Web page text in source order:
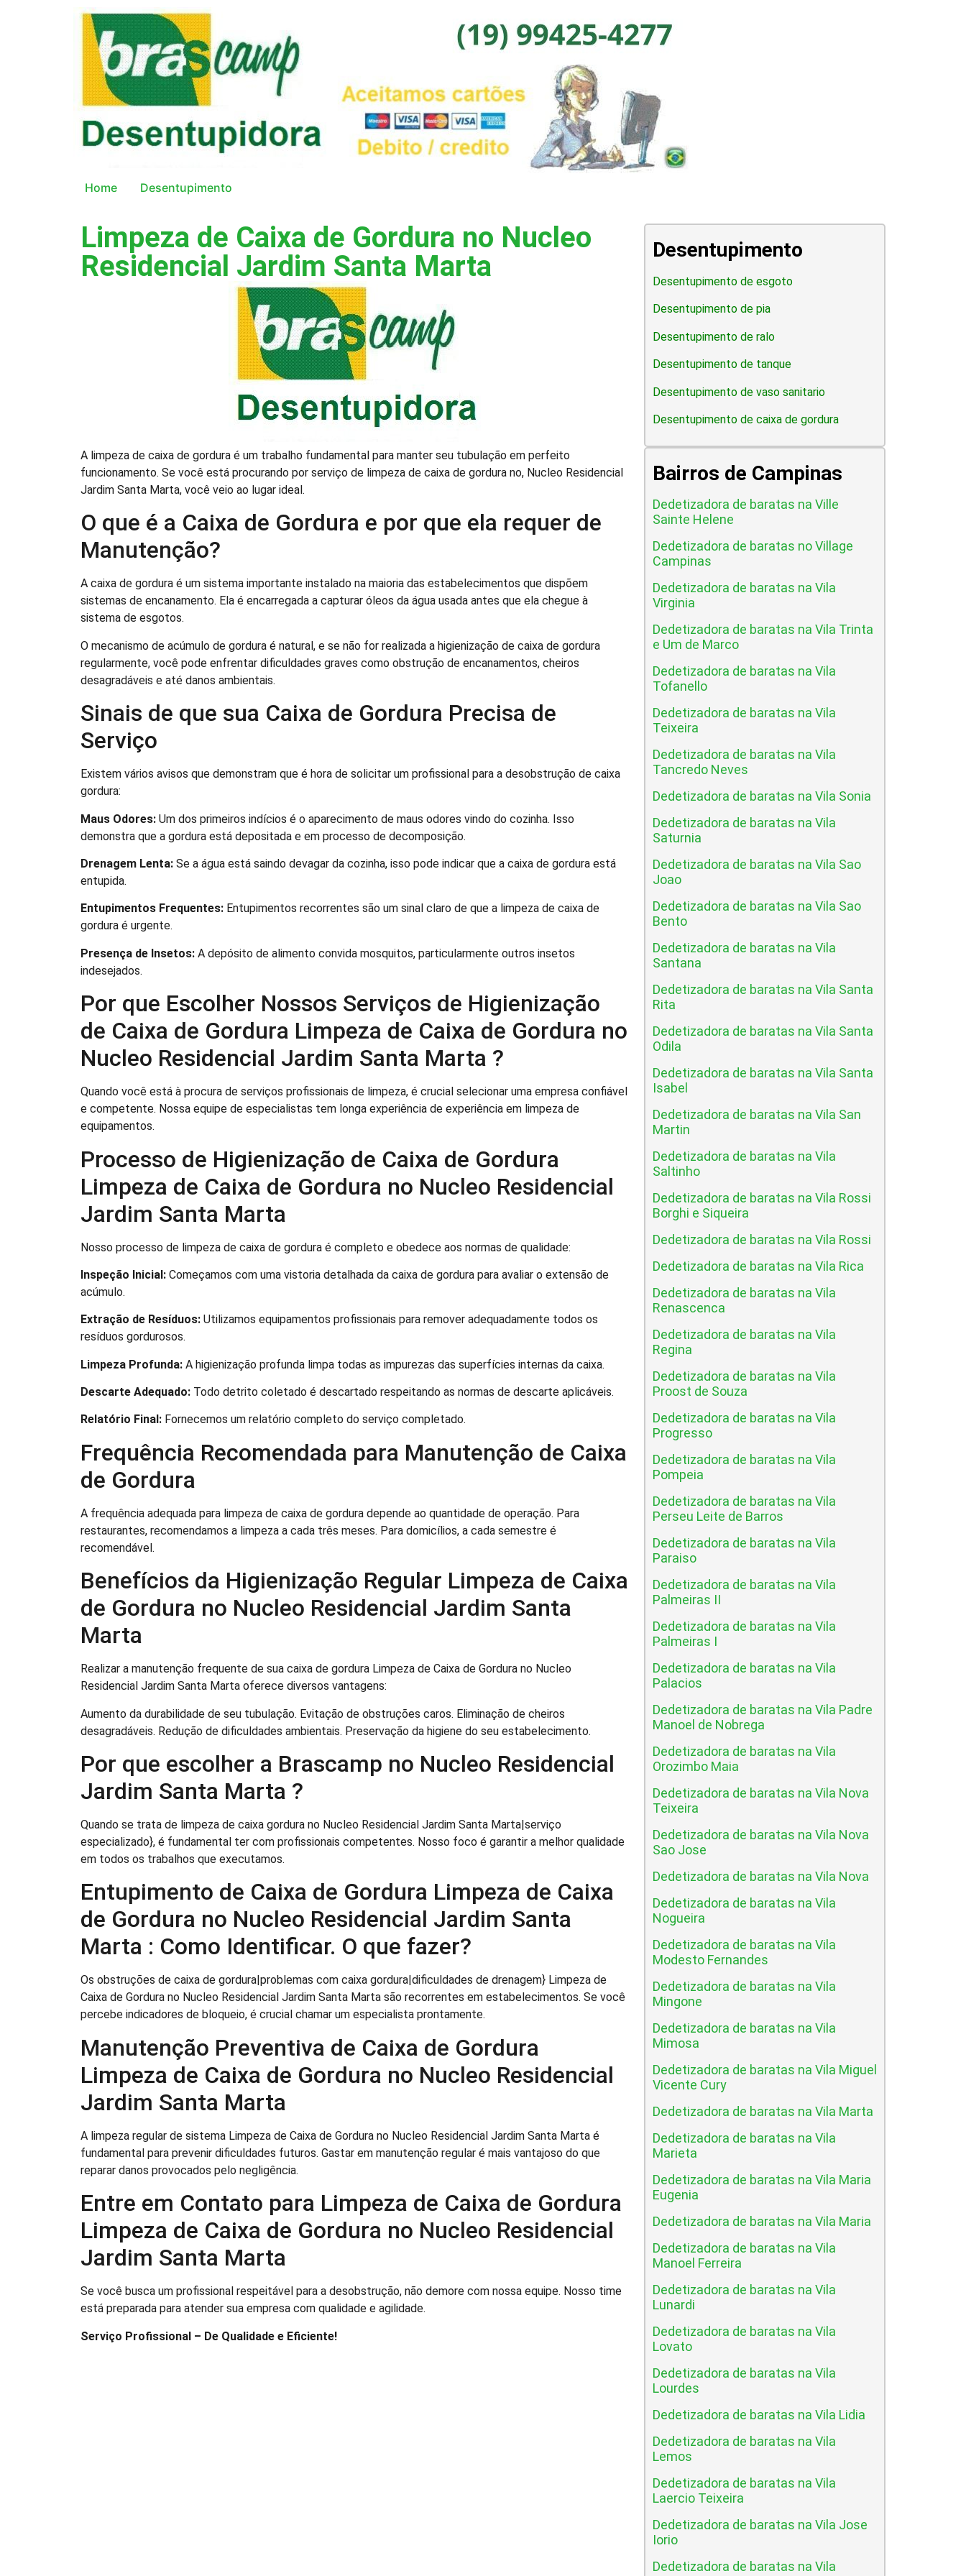
Home Desentupimento
Limpeza de Caixa de Gordura no Nucleo
Residencial Jardim Santa Marta
A limpeza de caixa de gordura é um trabalho fundamental para manter seu tubulação em perfeito
funcionamento. Se você está procurando por serviço de limpeza de caixa de gordura no, Nucleo Residencial
Jardim Santa Marta, você veio ao lugar ideal.
O que é a Caixa de Gordura e por que ela requer de
Manutenção?
A caixa de gordura é um sistema importante instalado na maioria das estabelecimentos que dispõem
sistemas de encanamento. Ela é encarregada a capturar óleos da água usada antes que ela chegue à
sistema de esgotos.
O mecanismo de acúmulo de gordura é natural, e se não for realizada a higienização de caixa de gordura
regularmente, você pode enfrentar dificuldades graves como obstrução de encanamentos, cheiros
desagradáveis e até danos ambientais.
Sinais de que sua Caixa de Gordura Precisa de
Serviço
Existem vários avisos que demonstram que é hora de solicitar um profissional para a desobstrução de caixa
gordura:
Maus Odores: Um dos primeiros indícios é o aparecimento de maus odores vindo do cozinha. Isso
demonstra que a gordura está depositada e em processo de decomposição.
Drenagem Lenta: Se a água está saindo devagar da cozinha, isso pode indicar que a caixa de gordura está
entupida.
Entupimentos Frequentes: Entupimentos recorrentes são um sinal claro de que a limpeza de caixa de
gordura é urgente.
Presença de Insetos: A depósito de alimento convida mosquitos, particularmente outros insetos
indesejados.
Por que Escolher Nossos Serviços de Higienização
de Caixa de Gordura Limpeza de Caixa de Gordura no
Nucleo Residencial Jardim Santa Marta ?
Quando você está à procura de serviços profissionais de limpeza, é crucial selecionar uma empresa confiável
e competente. Nossa equipe de especialistas tem longa experiência de experiência em limpeza de
equipamentos.
Processo de Higienização de Caixa de Gordura
Limpeza de Caixa de Gordura no Nucleo Residencial
Jardim Santa Marta
Nosso processo de limpeza de caixa de gordura é completo e obedece aos normas de qualidade:
Inspeção Inicial: Começamos com uma vistoria detalhada da caixa de gordura para avaliar o extensão de
acúmulo.
Extração de Resíduos: Utilizamos equipamentos profissionais para remover adequadamente todos os
resíduos gordurosos.
Limpeza Profunda: A higienização profunda limpa todas as impurezas das superfícies internas da caixa.
Descarte Adequado: Todo detrito coletado é descartado respeitando as normas de descarte aplicáveis.
Relatório Final: Fornecemos um relatório completo do serviço completado.
Frequência Recomendada para Manutenção de Caixa
de Gordura
A frequência adequada para limpeza de caixa de gordura depende ao quantidade de operação. Para
restaurantes, recomendamos a limpeza a cada três meses. Para domicílios, a cada semestre é
recomendável.
Benefícios da Higienização Regular Limpeza de Caixa
de Gordura no Nucleo Residencial Jardim Santa
Marta
Realizar a manutenção frequente de sua caixa de gordura Limpeza de Caixa de Gordura no Nucleo
Residencial Jardim Santa Marta oferece diversos vantagens:
Aumento da durabilidade de seu tubulação. Evitação de obstruções caros. Eliminação de cheiros
desagradáveis. Redução de dificuldades ambientais. Preservação da higiene do seu estabelecimento.
Por que escolher a Brascamp no Nucleo Residencial
Jardim Santa Marta ?
Quando se trata de limpeza de caixa gordura no Nucleo Residencial Jardim Santa Marta|serviço
especializado}, é fundamental ter com profissionais competentes. Nosso foco é garantir a melhor qualidade
em todos os trabalhos que executamos.
Entupimento de Caixa de Gordura Limpeza de Caixa
de Gordura no Nucleo Residencial Jardim Santa
Marta : Como Identificar. O que fazer?
Os obstruções de caixa de gordura|problemas com caixa gordura|dificuldades de drenagem} Limpeza de
Caixa de Gordura no Nucleo Residencial Jardim Santa Marta são recorrentes em estabelecimentos. Se você
percebe indicadores de bloqueio, é crucial chamar um especialista prontamente.
Manutenção Preventiva de Caixa de Gordura
Limpeza de Caixa de Gordura no Nucleo Residencial
Jardim Santa Marta
A limpeza regular de sistema Limpeza de Caixa de Gordura no Nucleo Residencial Jardim Santa Marta é
fundamental para prevenir dificuldades futuros. Gastar em manutenção regular é mais vantajoso do que
reparar danos provocados pelo negligência.
Entre em Contato para Limpeza de Caixa de Gordura
Limpeza de Caixa de Gordura no Nucleo Residencial
Jardim Santa Marta
Se você busca um profissional respeitável para a desobstrução, não demore com nossa equipe. Nosso time
está preparada para atender sua empresa com qualidade e agilidade.
Serviço Profissional – De Qualidade e Eficiente!
Desentupimento
Desentupimento de esgoto
Desentupimento de pia
Desentupimento de ralo
Desentupimento de tanque
Desentupimento de vaso sanitario
Desentupimento de caixa de gordura
Bairros de Campinas
Dedetizadora de baratas na Ville
Sainte Helene
Dedetizadora de baratas no Village
Campinas
Dedetizadora de baratas na Vila
Virginia
Dedetizadora de baratas na Vila Trinta
e Um de Marco
Dedetizadora de baratas na Vila
Tofanello
Dedetizadora de baratas na Vila
Teixeira
Dedetizadora de baratas na Vila
Tancredo Neves
Dedetizadora de baratas na Vila Sonia
Dedetizadora de baratas na Vila
Saturnia
Dedetizadora de baratas na Vila Sao
Joao
Dedetizadora de baratas na Vila Sao
Bento
Dedetizadora de baratas na Vila
Santana
Dedetizadora de baratas na Vila Santa
Rita
Dedetizadora de baratas na Vila Santa
Odila
Dedetizadora de baratas na Vila Santa
Isabel
Dedetizadora de baratas na Vila San
Martin
Dedetizadora de baratas na Vila
Saltinho
Dedetizadora de baratas na Vila Rossi
Borghi e Siqueira
Dedetizadora de baratas na Vila Rossi
Dedetizadora de baratas na Vila Rica
Dedetizadora de baratas na Vila
Renascenca
Dedetizadora de baratas na Vila
Regina
Dedetizadora de baratas na Vila
Proost de Souza
Dedetizadora de baratas na Vila
Progresso
Dedetizadora de baratas na Vila
Pompeia
Dedetizadora de baratas na Vila
Perseu Leite de Barros
Dedetizadora de baratas na Vila
Paraiso
Dedetizadora de baratas na Vila
Palmeiras II
Dedetizadora de baratas na Vila
Palmeiras I
Dedetizadora de baratas na Vila
Palacios
Dedetizadora de baratas na Vila Padre
Manoel de Nobrega
Dedetizadora de baratas na Vila
Orozimbo Maia
Dedetizadora de baratas na Vila Nova
Teixeira
Dedetizadora de baratas na Vila Nova
Sao Jose
Dedetizadora de baratas na Vila Nova
Dedetizadora de baratas na Vila
Nogueira
Dedetizadora de baratas na Vila
Modesto Fernandes
Dedetizadora de baratas na Vila
Mingone
Dedetizadora de baratas na Vila
Mimosa
Dedetizadora de baratas na Vila Miguel
Vicente Cury
Dedetizadora de baratas na Vila Marta
Dedetizadora de baratas na Vila
Marieta
Dedetizadora de baratas na Vila Maria
Eugenia
Dedetizadora de baratas na Vila Maria
Dedetizadora de baratas na Vila
Manoel Ferreira
Dedetizadora de baratas na Vila
Lunardi
Dedetizadora de baratas na Vila
Lovato
Dedetizadora de baratas na Vila
Lourdes
Dedetizadora de baratas na Vila Lidia
Dedetizadora de baratas na Vila
Lemos
Dedetizadora de baratas na Vila
Laercio Teixeira
Dedetizadora de baratas na Vila Jose
Iorio
Dedetizadora de baratas na Vila